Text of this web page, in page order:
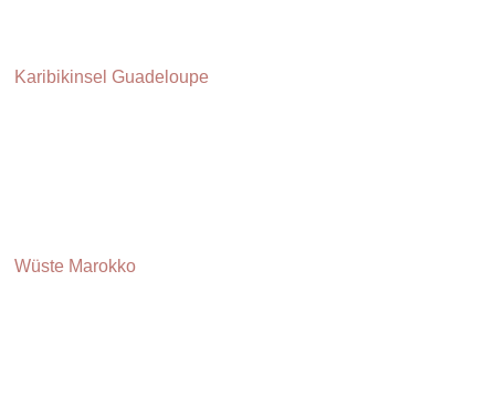
Karibikinsel Guadeloupe
Wüste Marokko